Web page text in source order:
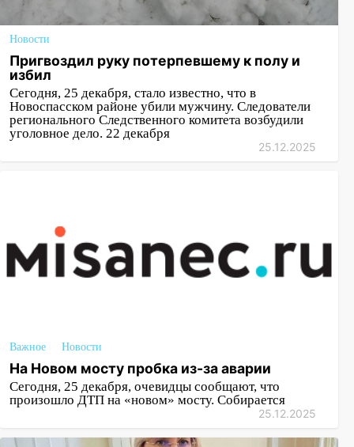
Новости
Пригвоздил руку потерпевшему к полу и
избил
Сегодня, 25 декабря, стало известно, что в
Новоспасском районе убили мужчину. Следователи
регионального Следственного комитета возбудили
уголовное дело. 22 декабря
25.12.2025
Важное Новости
На Новом мосту пробка из-за аварии
Сегодня, 25 декабря, очевидцы сообщают, что
произошло ДТП на «новом» мосту. Собирается
25.12.2025